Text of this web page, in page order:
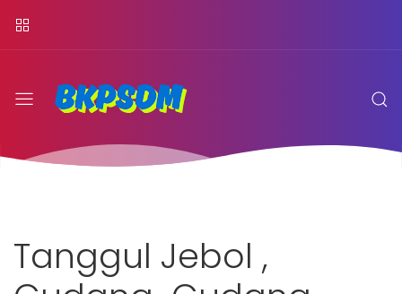
Tanggul Jebol ,